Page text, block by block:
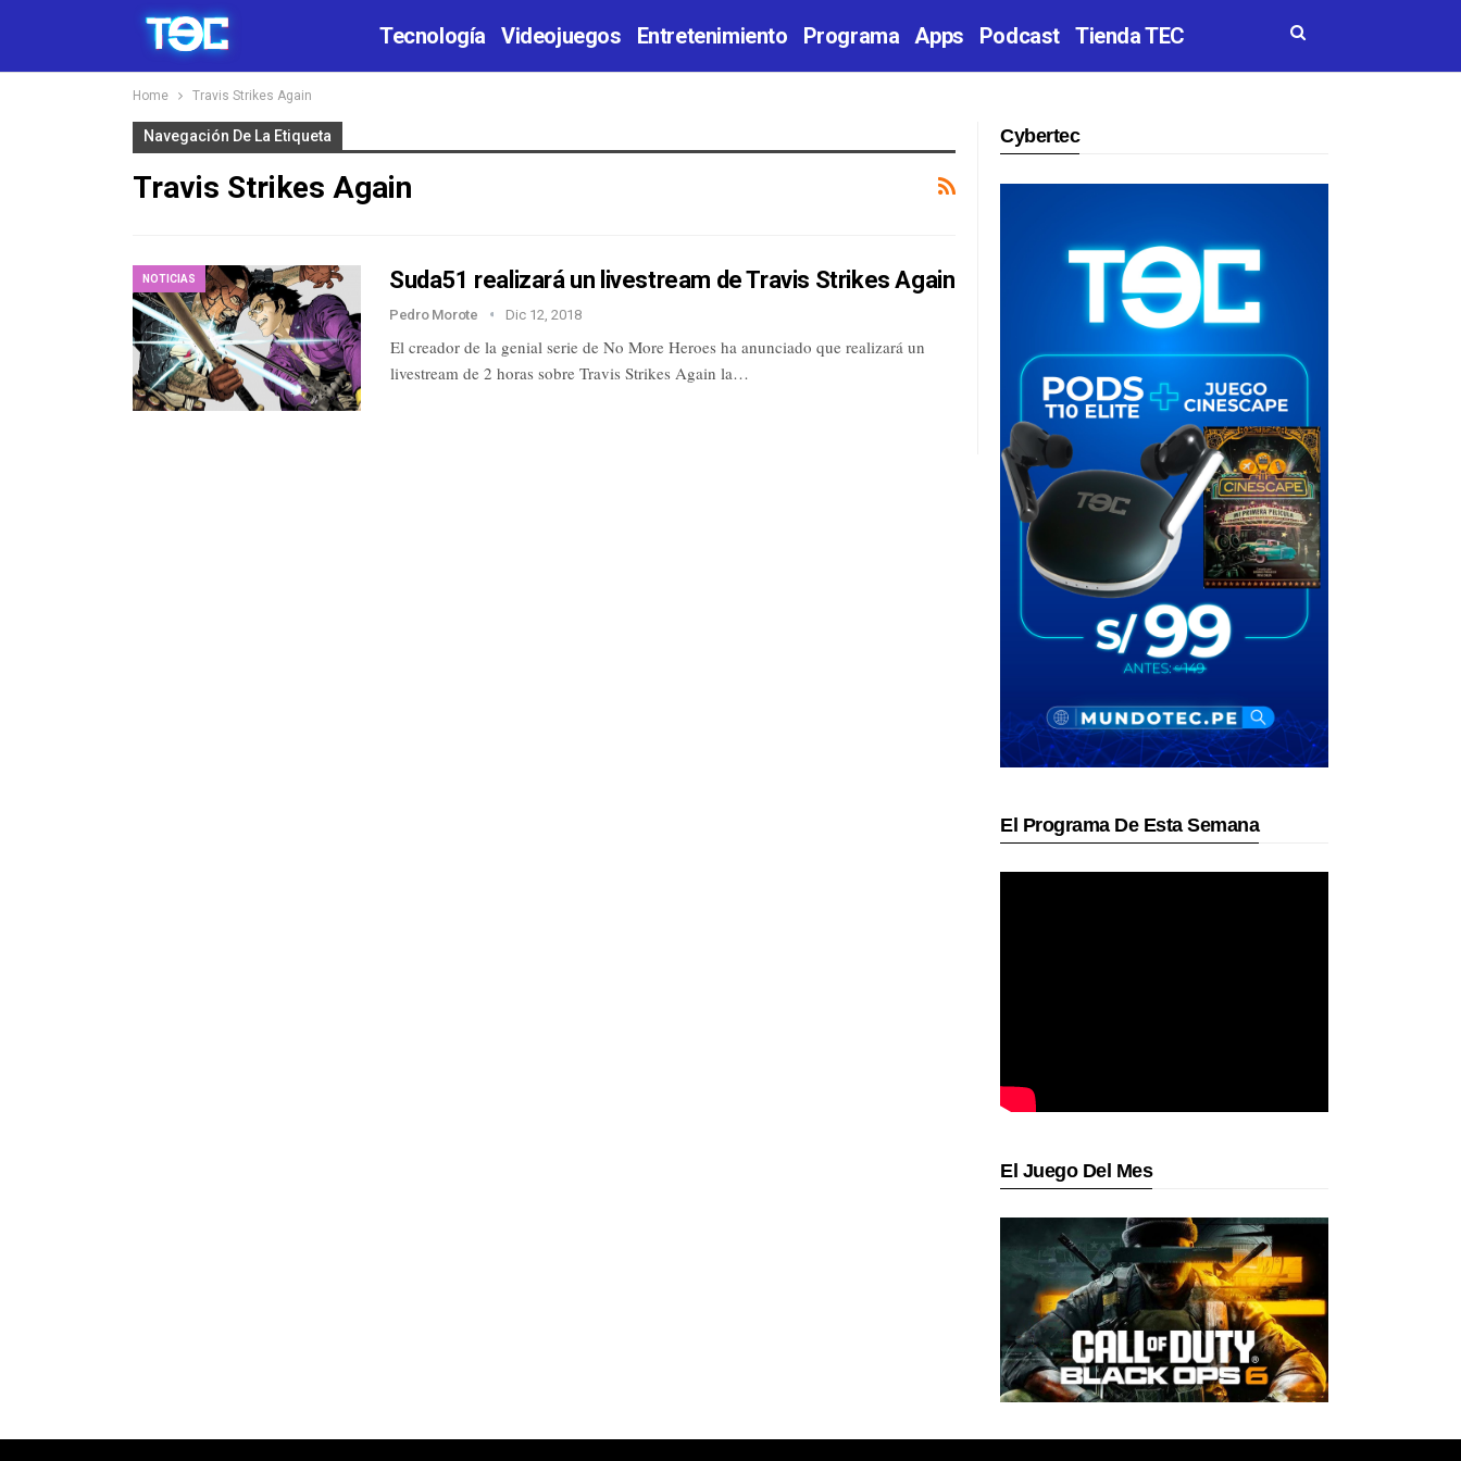
Tecnología Videojuegos Entretenimiento Programa Apps Podcast Tienda TEC
Home Travis Strikes Again
Navegación De La Etiqueta
Travis Strikes Again
NOTICIAS Suda51 realizará un livestream de Travis Strikes Again
Pedro Morote Dic 12, 2018
El creador de la genial serie de No More Heroes ha anunciado que realizará un
livestream de 2 horas sobre Travis Strikes Again la…
Cybertec
El Programa De Esta Semana
El Juego Del Mes